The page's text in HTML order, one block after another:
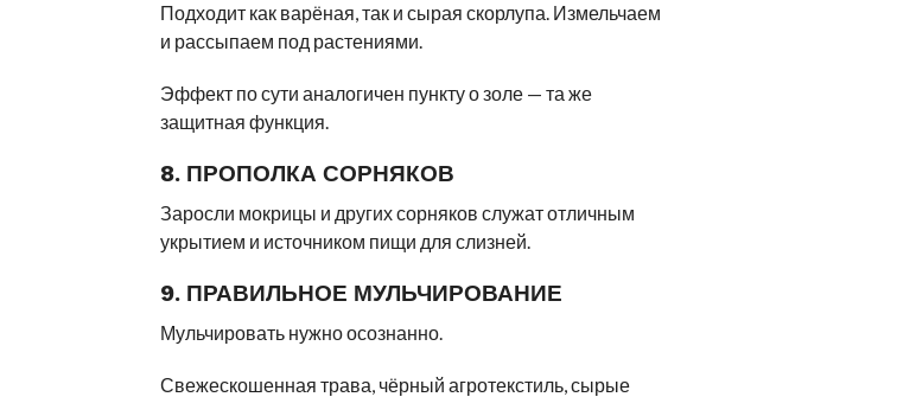
Подходит как варёная, так и сырая скорлупа. Измельчаем
и рассыпаем под растениями.
Эффект по сути аналогичен пункту о золе — та же
защитная функция.
8. ПРОПОЛКА СОРНЯКОВ
Заросли мокрицы и других сорняков служат отличным
укрытием и источником пищи для слизней.
9. ПРАВИЛЬНОЕ МУЛЬЧИРОВАНИЕ
Мульчировать нужно осознанно.
Свежескошенная трава, чёрный агротекстиль, сырые